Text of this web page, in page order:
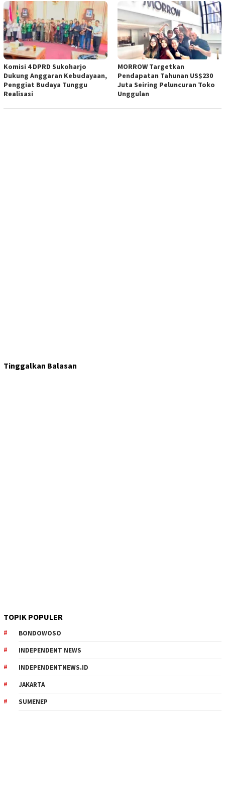
Komisi 4 DPRD Sukoharjo
Dukung Anggaran Kebudayaan,
Penggiat Budaya Tunggu
Realisasi
MORROW Targetkan
Pendapatan Tahunan US$230
Juta Seiring Peluncuran Toko
Unggulan
Tinggalkan Balasan
TOPIK POPULER
BONDOWOSO
INDEPENDENT NEWS
INDEPENDENTNEWS.ID
JAKARTA
SUMENEP